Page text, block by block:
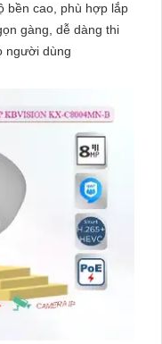
bền cao, phù hợp lắp
người dùng